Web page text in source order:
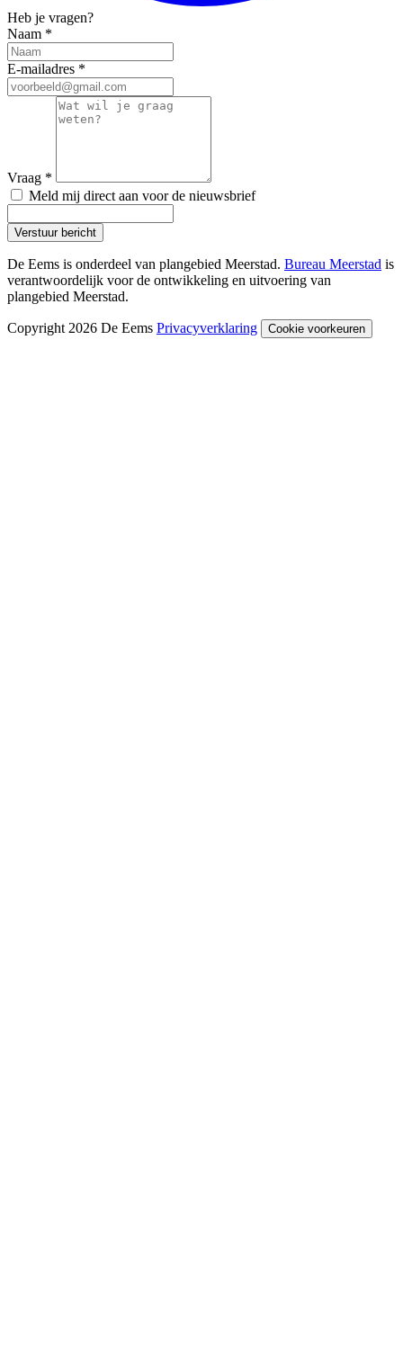
Heb je vragen?
Naam *
E-mailadres *
Vraag *
Meld mij direct aan voor de nieuwsbrief
Verstuur bericht
De Eems is onderdeel van plangebied Meerstad. Bureau Meerstad is
verantwoordelijk voor de ontwikkeling en uitvoering van
plangebied Meerstad.
Copyright 2026 De Eems Privacyverklaring Cookie voorkeuren